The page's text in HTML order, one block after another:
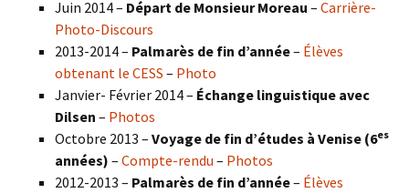
Juin 2014 – Départ de Monsieur Moreau – Carrière-
Photo-Discours
2013-2014 – Palmarès de fin d’année– Élèves
obtenant le CESS – Photo
Janvier- Février 2014 – Échange linguistique avec
Dilsen – Photos
Octobre 2013 – Voyage de fin d’études à Venise (6es
années) – Compte-rendu – Photos
2012-2013 – Palmarès de fin d’année– Élèves